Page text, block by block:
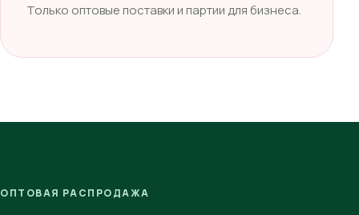
Только оптовые поставки и партии для бизнеса.
ОПТОВАЯ РАСПРОДАЖА